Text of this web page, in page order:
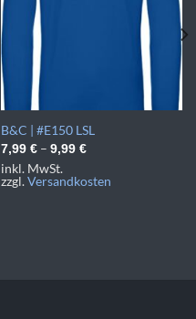
B&C | #E150 LSL
7,99 €– 9,99 €
inkl. MwSt.
zzgl.Versandkosten